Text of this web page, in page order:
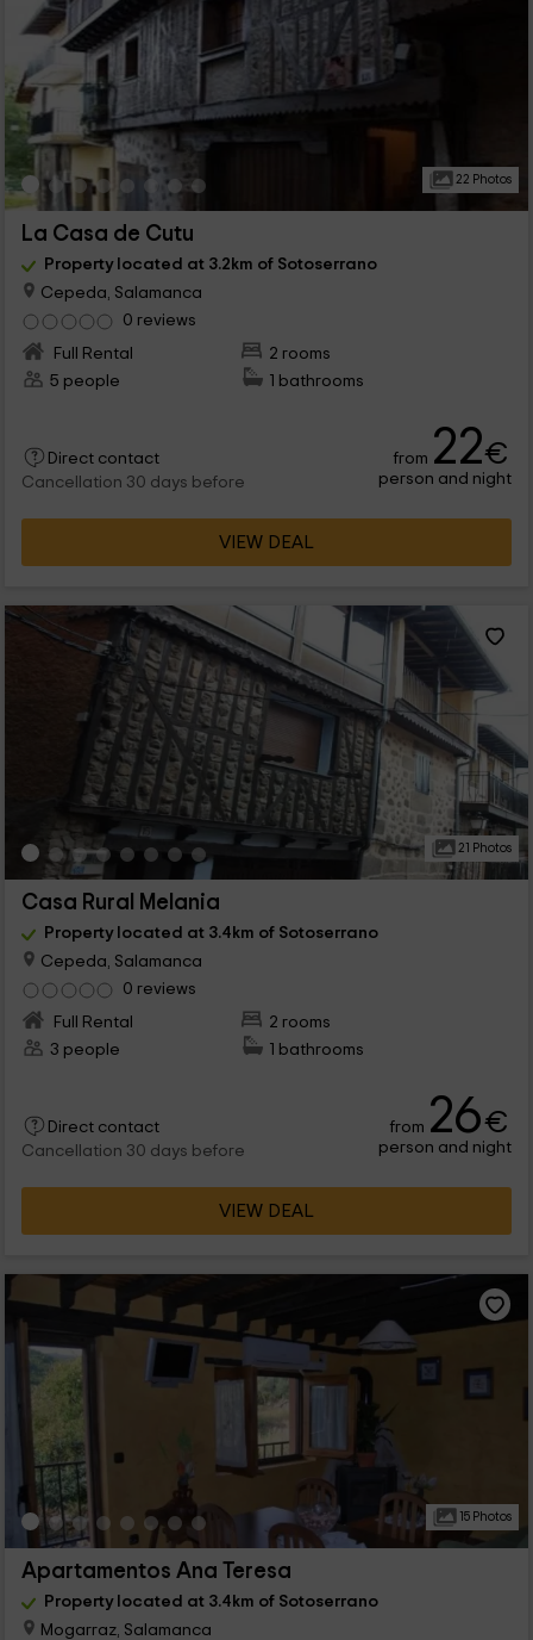
22 Photos
La Casa de Cutu
Property located at 3.2km of Sotoserrano
Cepeda, Salamanca
0 reviews
Full Rental
2 rooms
5 people
1 bathrooms
Direct contact
Cancellation 30 days before
from 22€
person and night
VIEW DEAL
21 Photos
Casa Rural Melania
Property located at 3.4km of Sotoserrano
Cepeda, Salamanca
0 reviews
Full Rental
2 rooms
3 people
1 bathrooms
Direct contact
Cancellation 30 days before
from 26€
person and night
VIEW DEAL
15 Photos
Apartamentos Ana Teresa
Property located at 3.4km of Sotoserrano
Mogarraz, Salamanca